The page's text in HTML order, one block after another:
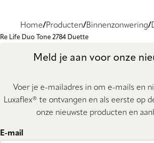
Home Producten Binnenzonwering
Re Life Duo Tone 2784 Duette
Meld je aan voor onze
Voer je e-mailadres in om e-mails en
Luxaflex® te ontvangen en als eerste op
onze nieuwste producten en
E-mail